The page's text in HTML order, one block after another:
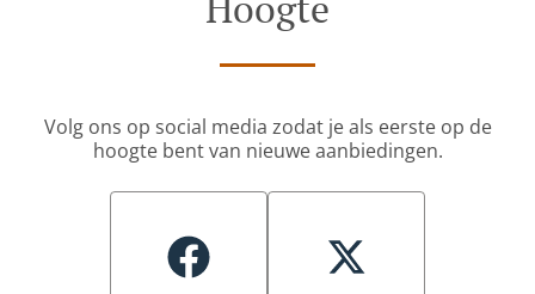
Volg ons op social media zodat je als eerste op de
hoogte bent van nieuwe aanbiedingen.